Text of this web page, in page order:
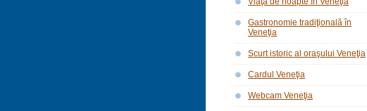
Gastronomie tradiţională în
Veneţia
Scurt istoric al oraşului Veneţia
Cardul Veneţia
Webcam Veneţia